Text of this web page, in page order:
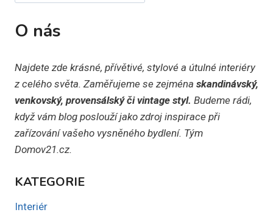
O nás
Najdete zde krásné, přívětivé, stylové a útulné interiéry
z celého světa. Zaměřujeme se zejména skandinávský,
venkovský, provensálský či vintage styl. Budeme rádi,
když vám blog poslouží jako zdroj inspirace při
zařízování vašeho vysněného bydlení. Tým
Domov21.cz.
KATEGORIE
Interiér